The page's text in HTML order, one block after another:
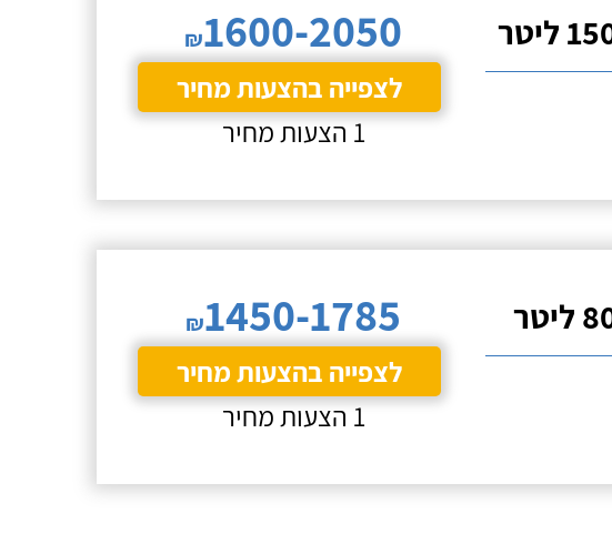
₪1600-2050
לצפייה בהצעות מחיר
1 הצעות מחיר
₪1450-1785
לצפייה בהצעות מחיר
1 הצעות מחיר